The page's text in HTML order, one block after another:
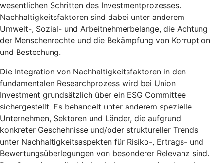
wesentlichen Schritten des Investmentprozesses.
Nachhaltigkeitsfaktoren sind dabei unter anderem
Umwelt-, Sozial- und Arbeitnehmerbelange, die Achtung
der Menschenrechte und die Bekämpfung von Korruption
und Bestechung.
Die Integration von Nachhaltigkeitsfaktoren in den
fundamentalen Researchprozess wird bei Union
Investment grundsätzlich über ein ESG Committee
sichergestellt. Es behandelt unter anderem spezielle
Unternehmen, Sektoren und Länder, die aufgrund
konkreter Geschehnisse und/oder struktureller Trends
unter Nachhaltigkeitsaspekten für Risiko-, Ertrags- und
Bewertungsüberlegungen von besonderer Relevanz sind.